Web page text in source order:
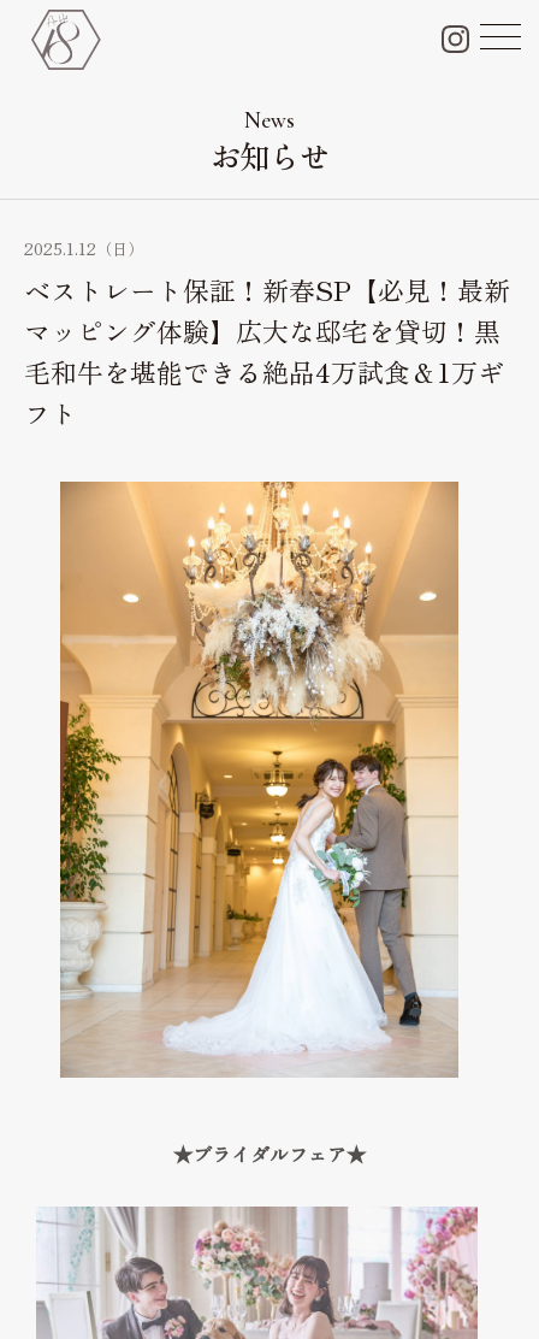
チャペル＆会場＆付帯設備
Bridal fair
料金プラン
Bridal plan
ペット婚
Pet wedding
ベストレート保証
Best rate guarantee
私たちの想い
ウェディングレポート
Wedding Report
口コミランキング
アクセス
お知らせ
よくあるご質問
お問い合わせ
資料請求
News
お知らせ
2025.1.12（日）
ベストレート保証！新春SP【必見！最新
マッピング体験】広大な邸宅を貸切！黒
毛和牛を堪能できる絶品4万試食＆1万ギ
フト
★ブライダルフェア★